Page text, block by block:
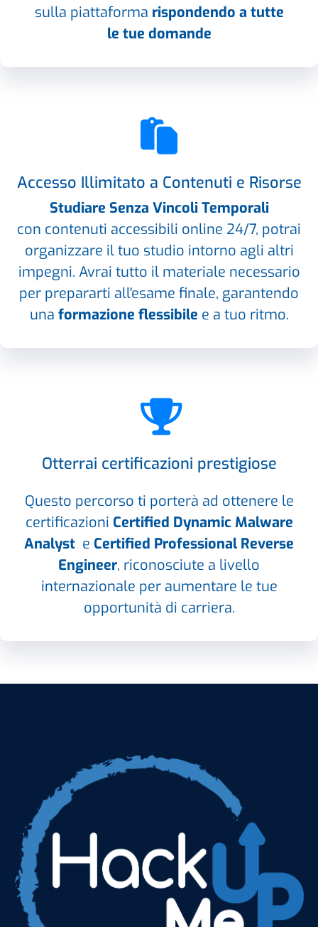
sulla piattaforma rispondendo a tutte
le tue domande
Accesso Illimitato a Contenuti e Risorse
Studiare Senza Vincoli Temporali
con contenuti accessibili online 24/7, potrai
organizzare il tuo studio intorno agli altri
impegni. Avrai tutto il materiale necessario
per prepararti all'esame finale, garantendo
una formazione flessibile e a tuo ritmo.
Otterrai certificazioni prestigiose
Questo percorso ti porterà ad ottenere le
certificazioni Certified Dynamic Malware
Analyst e Certified Professional Reverse
Engineer, riconosciute a livello
internazionale per aumentare le tue
opportunità di carriera.